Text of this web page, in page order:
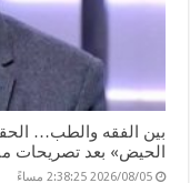
بين الفقه والطب…
الحيض» بعد تصريحات
2026/08/05 2:38:25 مساءً